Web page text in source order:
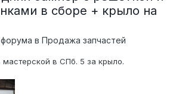
в сборе + крыло на
в Продажа запчастей
в СПб. 5 за крыло.